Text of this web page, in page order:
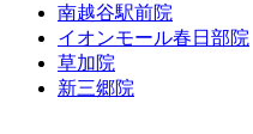
南越谷駅前院
イオンモール春日部院
草加院
新三郷院